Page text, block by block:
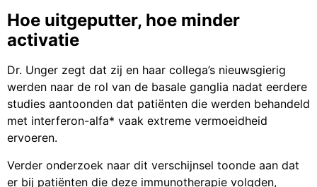
Hoe uitgeputter, hoe minder
activatie
Dr. Unger zegt dat zij en haar collega’s nieuwsgierig
werden naar de rol van de basale ganglia nadat eerdere
studies aantoonden dat patiënten die werden behandeld
met interferon-alfa* vaak extreme vermoeidheid
ervoeren.
Verder onderzoek naar dit verschijnsel toonde aan dat
er bij patiënten die deze immunotherapie volgden,